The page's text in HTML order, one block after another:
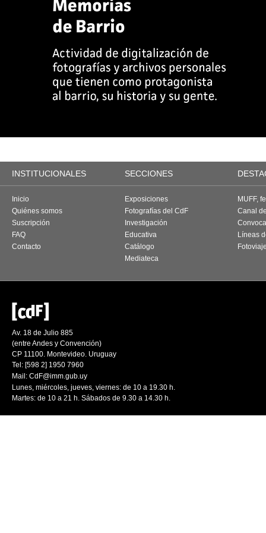
INSTITUCIONALES SECCIONES
Inicio
Quiénes somos
Suscripción
FAQ
Contacto
Exposiciones
Fotografías del CdF
Investigación
Educativa
Catálogo
Mediateca
MUFF,
Canal
Líneas
Av. 18 de Julio 885
(entre Andes y Convención)
CP 11100. Montevideo. Uruguay
Tel: [598 2] 1950 7960
Mail: CdF@imm.gub.uy
Lunes, miércoles, jueves, viernes: de 10 a 19.30 h.
Martes: de 10 a 21 h. Sábados de 9.30 a 14.30 h.